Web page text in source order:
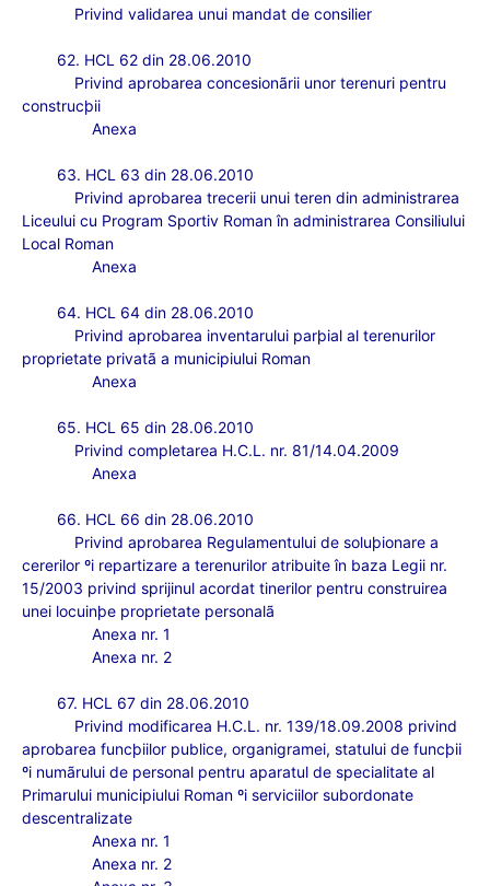
Privind validarea unui mandat de consilier
62. HCL 62 din 28.06.2010
Privind aprobarea concesionãrii unor terenuri pentru
construcþii
Anexa
63. HCL 63 din 28.06.2010
Privind aprobarea trecerii unui teren din administrarea
Liceului cu Program Sportiv Roman în administrarea Consiliului
Local Roman
Anexa
64. HCL 64 din 28.06.2010
Privind aprobarea inventarului parþial al terenurilor
proprietate privatã a municipiului Roman
Anexa
65. HCL 65 din 28.06.2010
Privind completarea H.C.L. nr. 81/14.04.2009
Anexa
66. HCL 66 din 28.06.2010
Privind aprobarea Regulamentului de soluþionare a
cererilor ºi repartizare a terenurilor atribuite în baza Legii nr.
15/2003 privind sprijinul acordat tinerilor pentru construirea
unei locuinþe proprietate personalã
Anexa nr. 1
Anexa nr. 2
67. HCL 67 din 28.06.2010
Privind modificarea H.C.L. nr. 139/18.09.2008 privind
aprobarea funcþiilor publice, organigramei, statului de funcþii
ºi numãrului de personal pentru aparatul de specialitate al
Primarului municipiului Roman ºi serviciilor subordonate
descentralizate
Anexa nr. 1
Anexa nr. 2